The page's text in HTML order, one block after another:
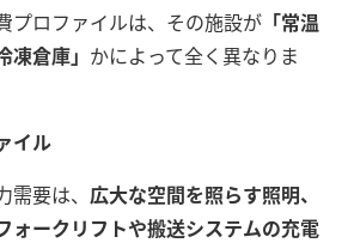
プロファイルは、その施設が 「常温
倉庫」 かによって全く異なりま
イル
要は、 広大な空間を照らす照明、
ォークリフトや搬送システムの充電